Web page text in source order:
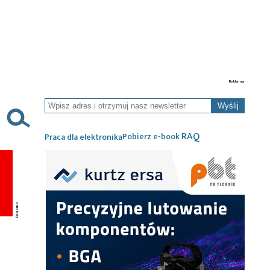
Wyślij
Praca dla elektronikaPobierz e-bookRAQ